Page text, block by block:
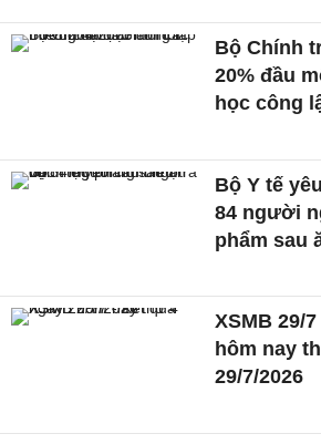
Bộ Chính
20% đầu
học công
Bộ Y tế
84 người
phẩm sau
XSMB 29/
hôm nay
29/7/2026